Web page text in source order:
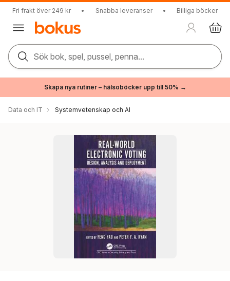
Fri frakt över 249 kr • Snabba leveranser • Billiga böcker
Sök bok, spel, pussel, penna...
Skapa nya rutiner – hälsoböcker upp till 50% →
Data och IT Systemvetenskap och AI